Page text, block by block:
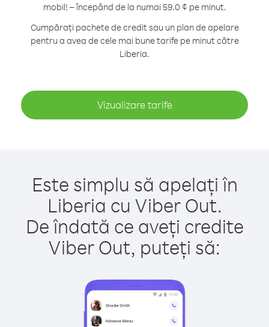
mobil! – începând de la numai 59.0 ¢ pe minut.
Cumpărați pachete de credit sau un plan de apelare
pentru a avea de cele mai bune tarife pe minut către
Liberia.
Vizualizare tarife
Este simplu să apelați în
Liberia cu Viber Out.
De îndată ce aveți credite
Viber Out, puteți să: